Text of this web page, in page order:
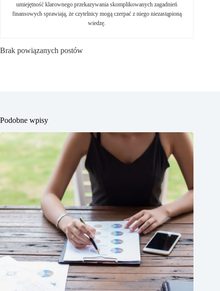
umiejętność klarownego przekazywania skomplikowanych zagadnień
finansowych sprawiają, że czytelnicy mogą czerpać z niego niezastąpioną
wiedzę.
Brak powiązanych postów
Podobne wpisy